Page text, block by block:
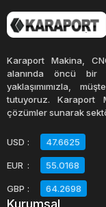
Hidrolik
yüksek güçlü
sayesinde zorlu
dar alanda
Tüm bu tipler,
uyarlanabilir ve
arasında çekiç,
çeşitli diğer
Karaport Makina,
alanında öncü bir
yaklaşımımızla,
tutuyoruz. Karaport
çözümler sunarak
USD : 47.6625
EUR : 55.0168
GBP : 64.2698
Kurumsal